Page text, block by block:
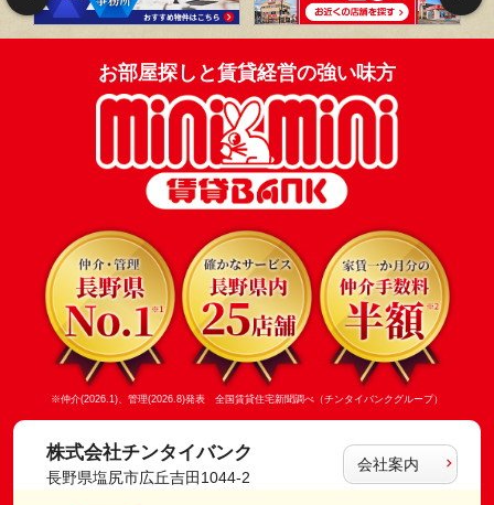
お部屋探しと賃貸経営の強い味方
※仲介(2026.1)、管理(2026.8)発表 全国賃貸住宅新聞調べ（チンタイバンクグループ）
株式会社チンタイバンク
長野県塩尻市広丘吉田1044-2
会社案内